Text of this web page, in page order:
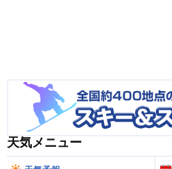
天気メニュー